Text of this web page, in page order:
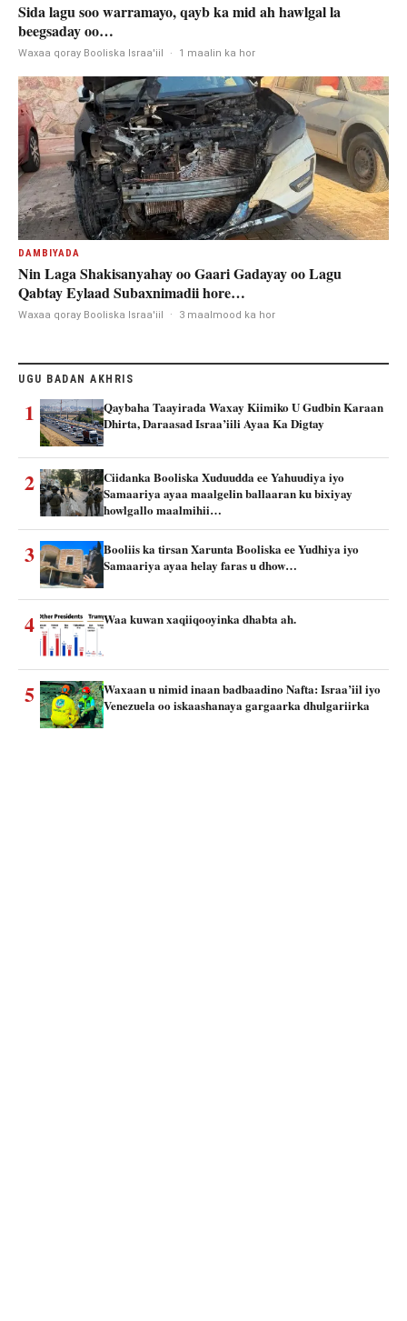
Sida lagu soo warramayo, qayb ka mid ah hawlgal la
beegsaday oo…
Waxaa qoray Booliska Israa'iil · 1 maalin ka hor
DAMBIYADA
Nin Laga Shakisanyahay oo Gaari Gadayay oo Lagu
Qabtay Eylaad Subaxnimadii hore…
Waxaa qoray Booliska Israa'iil · 3 maalmood ka hor
UGU BADAN AKHRIS
1
Qaybaha Taayirada Waxay Kiimiko U Gudbin Karaan
Dhirta, Daraasad Israa’iili Ayaa Ka Digtay
2
Ciidanka Booliska Xuduudda ee Yahuudiya iyo
Samaariya ayaa maalgelin ballaaran ku bixiyay
howlgallo maalmihii…
3
Booliis ka tirsan Xarunta Booliska ee Yudhiya iyo
Samaariya ayaa helay faras u dhow…
4 Waa kuwan xaqiiqooyinka dhabta ah.
5
Waxaan u nimid inaan badbaadino Nafta: Israa’iil iyo
Venezuela oo iskaashanaya gargaarka dhulgariirka